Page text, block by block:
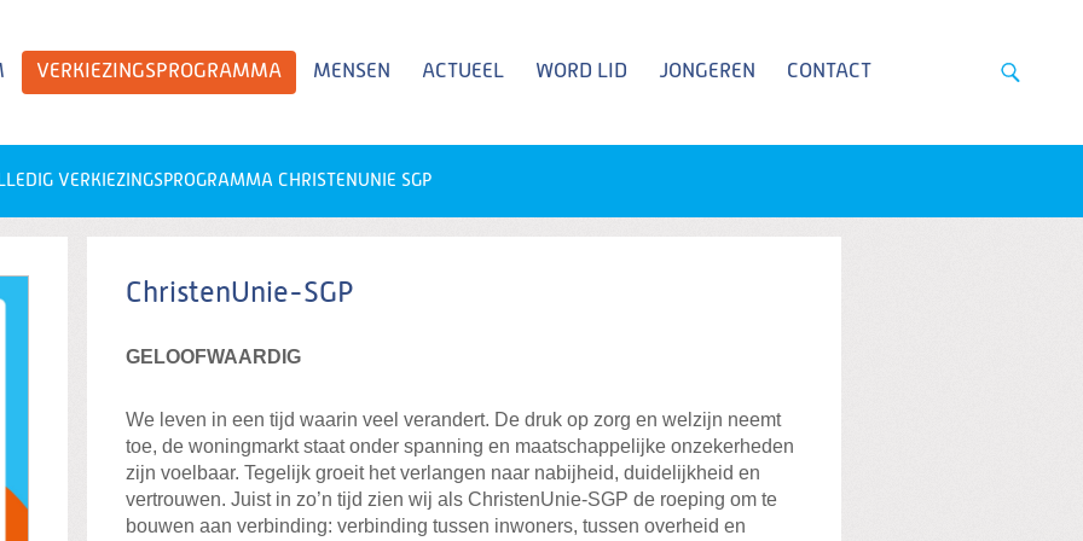
VERKIEZINGSPROGRAMMA MENSEN ACTUEEL WORD LID JONGEREN CONTACT
Zoeken
VERKIEZINGSPROGRAMMA CHRISTENUNIE SGP
Verkiezingsprogramma
ChristenUnie-SGP
GELOOFWAARDIG
We leven in een tijd waarin veel verandert. De druk op zorg en welzijn neemt
toe, de woningmarkt staat onder spanning en maatschappelijke onzekerheden
zijn voelbaar. Tegelijk groeit het verlangen naar nabijheid, duidelijkheid en
vertrouwen. Juist in zo’n tijd zien wij als ChristenUnie-SGP de roeping om te
bouwen aan verbinding: verbinding tussen inwoners, tussen overheid en